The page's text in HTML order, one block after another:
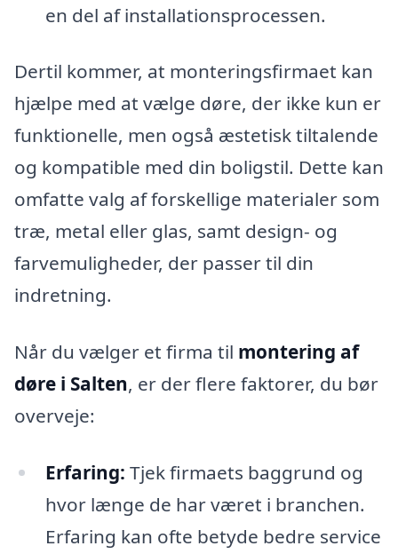
en del af installationsprocessen.
Dertil kommer, at monteringsfirmaet kan
hjælpe med at vælge døre, der ikke kun er
funktionelle, men også æstetisk tiltalende
og kompatible med din boligstil. Dette kan
omfatte valg af forskellige materialer som
træ, metal eller glas, samt design- og
farvemuligheder, der passer til din
indretning.
Når du vælger et firma til montering af
døre i Salten, er der flere faktorer, du bør
overveje:
Erfaring: Tjek firmaets baggrund og
hvor længe de har været i branchen.
Erfaring kan ofte betyde bedre service